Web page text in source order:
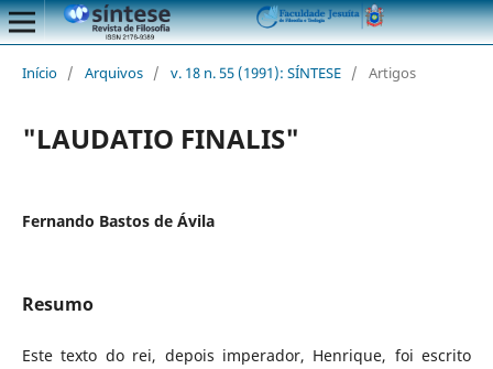
Início / Arquivos / v. 18 n. 55 (1991): SÍNTESE / Artigos
"LAUDATIO FINALIS"
Fernando Bastos de Ávila
Resumo
Este texto do rei, depois imperador, Henrique, foi escrito